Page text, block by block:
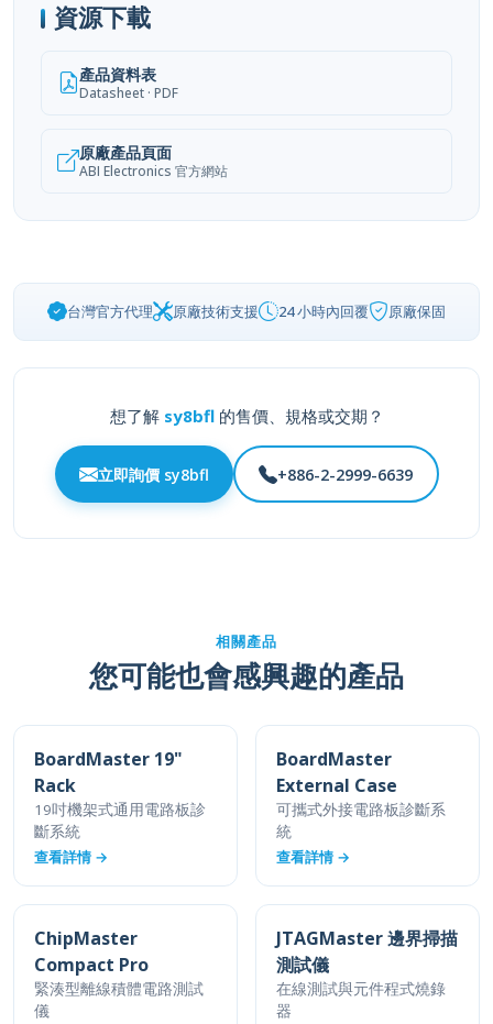
Datasheet · PDF
ABI Electronics 官方網站
台灣官方代理 原廠技術支援 24 小時內回覆 原廠保固
立即詢價 sy8bfl +886-2-2999-6639
您可能也會感興趣的產品
Rack
19吋機架式通用電路板診
斷系統
查看詳情 →
External Case
可攜式外接電路板診斷系
統
查看詳情 →
Compact Pro
緊湊型離線積體電路測試
儀
查看詳情 →
測試儀
在線測試與元件程式燒錄
器
查看詳情 →